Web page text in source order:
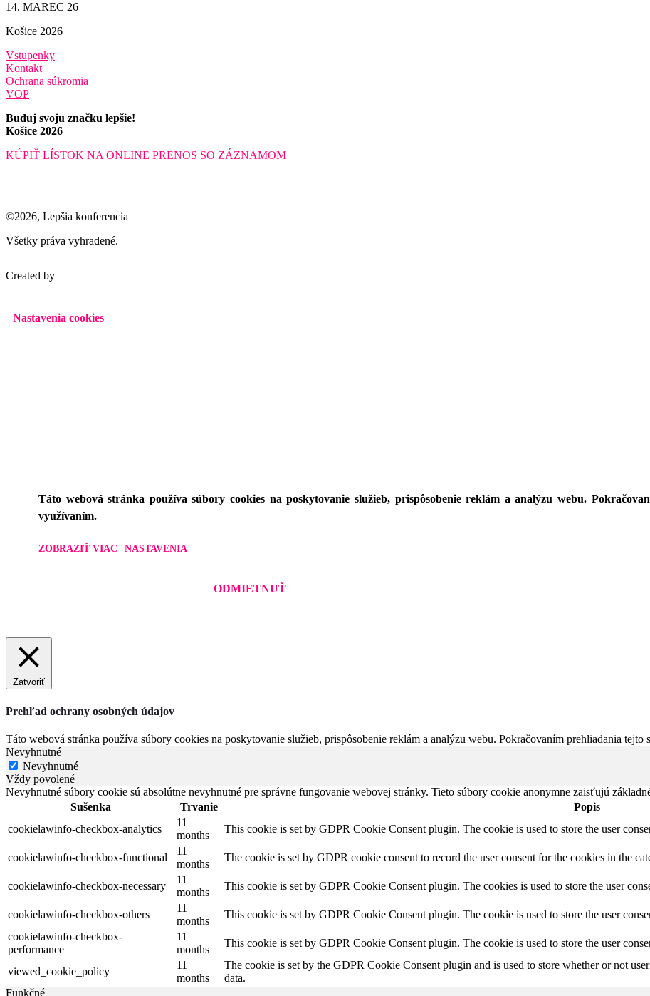
14. MAREC 26
Košice 2026
Vstupenky
Kontakt
Ochrana súkromia
VOP
Buduj svoju značku lepšie!
Košice 2026
KÚPIŤ LÍSTOK NA ONLINE PRENOS SO ZÁZNAMOM
©2026, Lepšia konferencia
Všetky práva vyhradené.
Created by
Táto webová stránka používa súbory cookies na poskytovanie služieb, prispôsobenie reklám a analýzu webu.
využívaním.
ZOBRAZIŤ VIAC NASTAVENIA
ODMIETNUŤ
Zatvoriť
Prehľad ochrany osobných údajov
Táto webová stránka používa súbory cookies na poskytovanie služieb, prispôsobenie reklám a analýzu webu. Pokračovaním prehliadania
Nevyhnutné
Nevyhnutné
Vždy povolené
Nevyhnutné súbory cookie sú absolútne nevyhnutné pre správne fungovanie webovej stránky. Tieto súbory cookie anonymne zaisťujú
Sušenka
Trvanie
Popis
cookielawinfo-checkbox-analytics
11
months
This cookie is set by GDPR Cookie Consent plugin. The cookie is used to store the user
cookielawinfo-checkbox-functional
11
months
The cookie is set by GDPR cookie consent to record the user consent for the cookies in the
cookielawinfo-checkbox-necessary
11
months
This cookie is set by GDPR Cookie Consent plugin. The cookies is used to store the user
cookielawinfo-checkbox-others
11
months
This cookie is set by GDPR Cookie Consent plugin. The cookie is used to store the user
cookielawinfo-checkbox-
performance
11
months
This cookie is set by GDPR Cookie Consent plugin. The cookie is used to store the user
viewed_cookie_policy
11
months
The cookie is set by the GDPR Cookie Consent plugin and is used to store whether or not
data.
Funkčné